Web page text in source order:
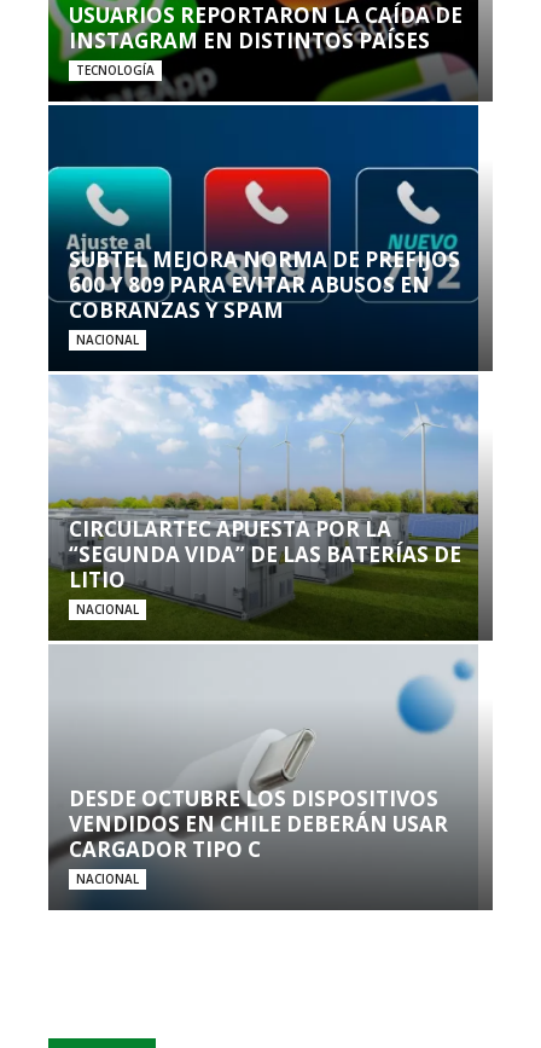
USUARIOS REPORTARON LA CAÍDA DE
INSTAGRAM EN DISTINTOS PAÍSES
TECNOLOGÍA
SUBTEL MEJORA NORMA DE PREFIJOS
600 Y 809 PARA EVITAR ABUSOS EN
COBRANZAS Y SPAM
NACIONAL
CIRCULARTEC APUESTA POR LA
“SEGUNDA VIDA” DE LAS BATERÍAS DE
LITIO
NACIONAL
DESDE OCTUBRE LOS DISPOSITIVOS
VENDIDOS EN CHILE DEBERÁN USAR
CARGADOR TIPO C
NACIONAL